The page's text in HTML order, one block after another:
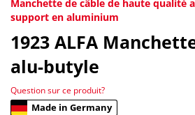
Manchette de câble de haute qualité
support en aluminium
1923 ALFA
alu-butyle
Question sur ce produit?
Made in Germany